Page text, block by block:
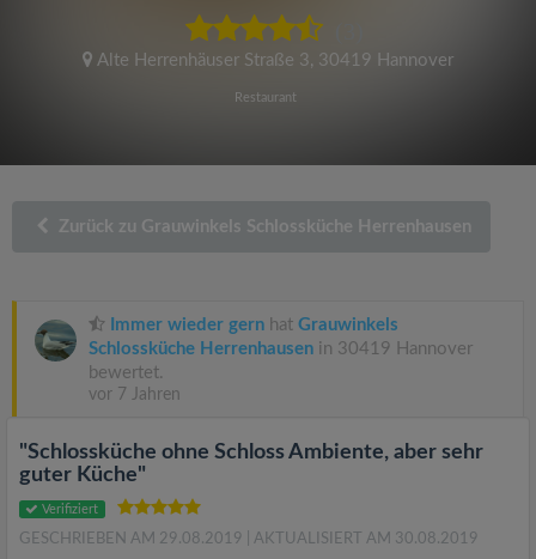
Alte Herrenhäuser Straße 3, 30419 Hannover
Restaurant
Zurück zu Grauwinkels Schlossküche Herrenhausen
Immer wieder gern hat Grauwinkels
Schlossküche Herrenhausen in 30419 Hannover
bewertet.
vor 7 Jahren
"Schlossküche ohne Schloss Ambiente, aber sehr
guter Küche"
Verifiziert
GESCHRIEBEN AM 29.08.2019 | AKTUALISIERT AM 30.08.2019
g
t
i